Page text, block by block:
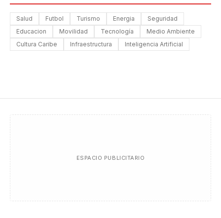
Salud Futbol Turismo Energia
Seguridad
Educacion
Movilidad Tecnología
Medio Ambiente
Cultura Caribe
Infraestructura Inteligencia Artificial
ESPACIO PUBLICITARIO